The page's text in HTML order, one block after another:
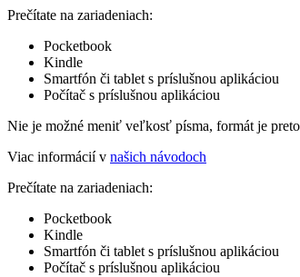
Prečítate na zariadeniach:
Pocketbook
Kindle
Smartfón či tablet s príslušnou aplikáciou
Počítač s príslušnou aplikáciou
Nie je možné meniť veľkosť písma, formát je
Viac informácií v našich návodoch
Prečítate na zariadeniach:
Pocketbook
Kindle
Smartfón či tablet s príslušnou aplikáciou
Počítač s príslušnou aplikáciou